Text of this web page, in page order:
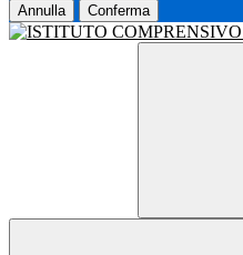
Annulla Conferma